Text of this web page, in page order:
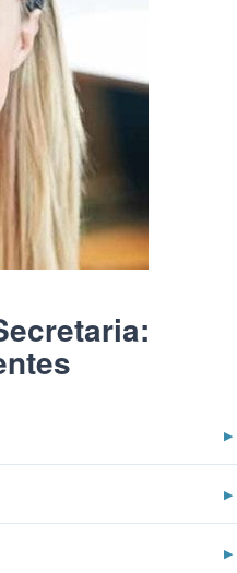
▶
▶
▶